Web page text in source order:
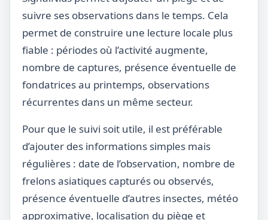
suivre ses observations dans le temps. Cela
permet de construire une lecture locale plus
fiable : périodes où l’activité augmente,
nombre de captures, présence éventuelle de
fondatrices au printemps, observations
récurrentes dans un même secteur.
Pour que le suivi soit utile, il est préférable
d’ajouter des informations simples mais
régulières : date de l’observation, nombre de
frelons asiatiques capturés ou observés,
présence éventuelle d’autres insectes, météo
approximative, localisation du piège et